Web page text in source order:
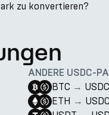
zu konvertieren?
ANDERE USDC-
BTC → USDC
ETH → USDC